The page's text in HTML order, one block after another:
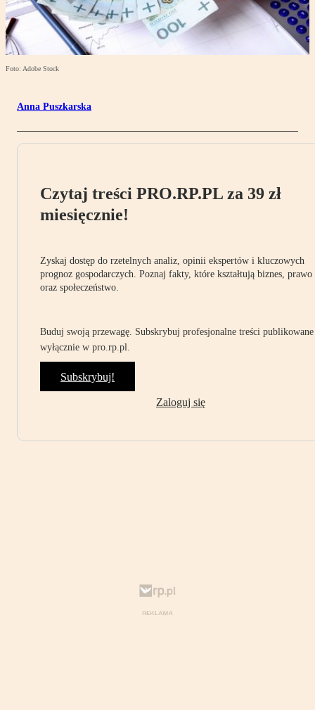
Foto: Adobe Stock
Anna Puszkarska
Czytaj treści PRO.RP.PL za 39 zł
miesięcznie!
Zyskaj dostęp do rzetelnych analiz, opinii ekspertów i kluczowych
prognoz gospodarczych. Poznaj fakty, które kształtują biznes, prawo
oraz społeczeństwo.
Buduj swoją przewagę. Subskrybuj profesjonalne treści publikowane
wyłącznie w pro.rp.pl.
Subskrybuj!
Zaloguj się